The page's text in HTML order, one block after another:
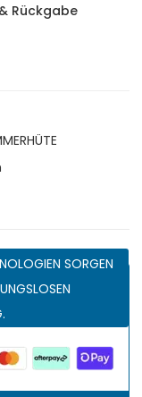
Rückgabe
SORGEN